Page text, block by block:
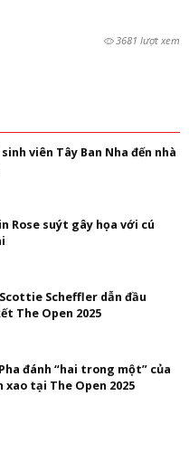
3681 lượt xem
viên Tây Ban Nha đến nhà
Rose suýt gây họa với cú
Scheffler dẫn đầu
The Open 2025
đánh “hai trong một” của
xao tại The Open 2025